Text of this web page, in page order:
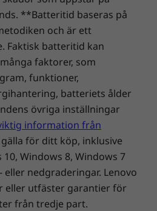
AIO 7 behöver du
favoritenheter som
telefon. Länka din
7:s fullt fungerande USB-
till högre ljud, en
kontroller med ett
mus, samtidigt som du
Anslut telefonen till
överföring och bläddra
för sociala medier på
**Batteritid baseras på
och är ett
Faktisk batteritid kan
faktorer, som
funktioner,
batteriets ålder
övriga inställningar
information från
för ditt köp, inklusive
Windows 8, Windows 7
nedgraderingar. Lenovo
eller utfäster garantier för
från tredje part.